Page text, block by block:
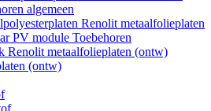
algemeen
Renolit metaalfolieplaten
PV module Toebehoren
Renolit metaalfolieplaten (ontw)
(ontw)